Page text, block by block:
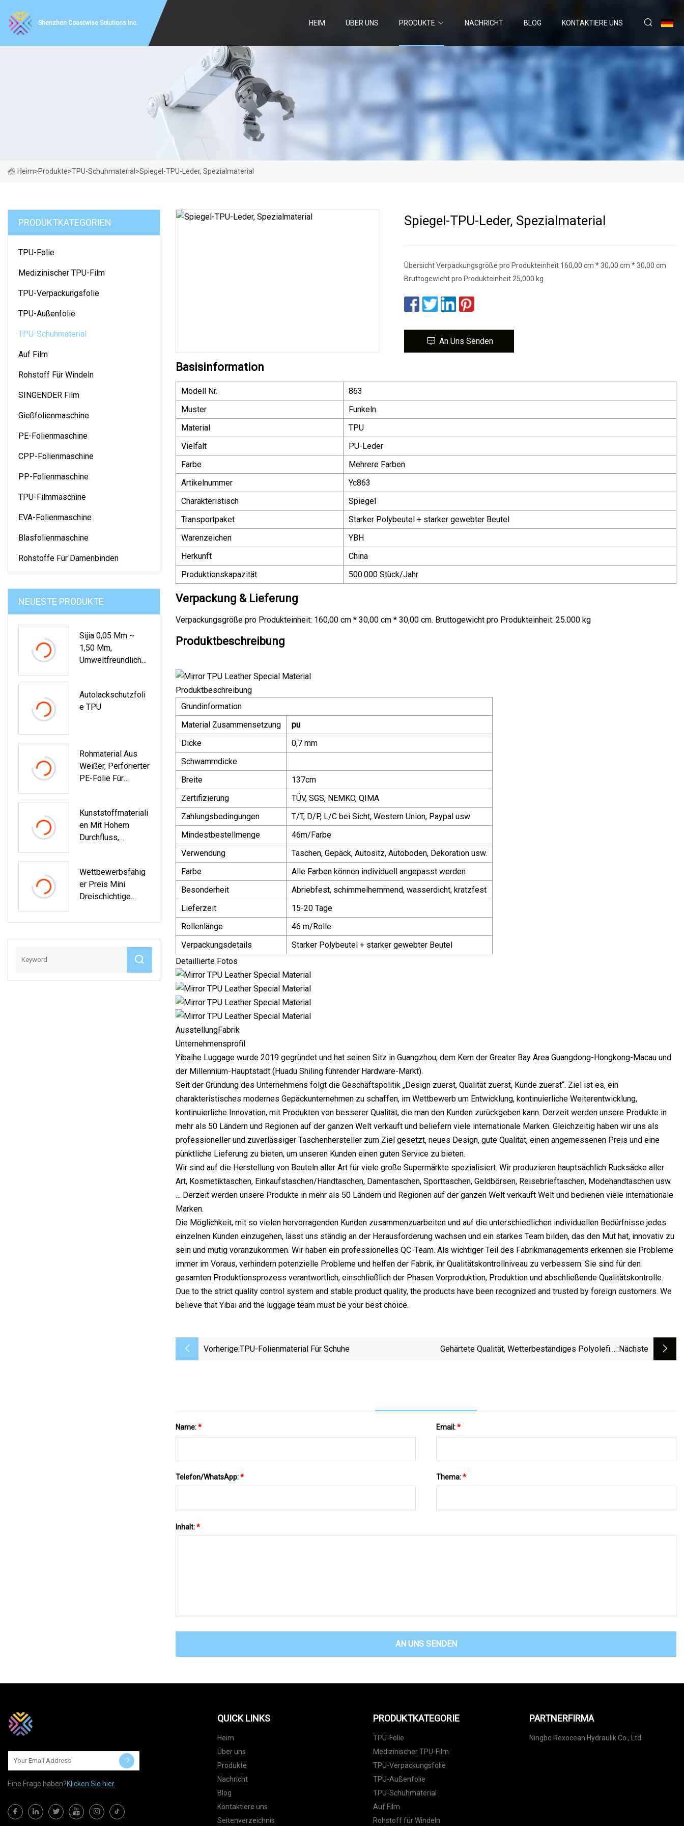
Shenzhen Coastwise Solutions Inc. HEIM ÜBER UNS PRODUKTE NACHRICHT BLOG KONTAKTIERE UNS
Heim>Produkte>TPU-Schuhmaterial >Spiegel-TPU-Leder, Spezialmaterial
PRODUKTKATEGORIEN
TPU-Folie
Medizinischer TPU-Film
TPU-Verpackungsfolie
TPU-Außenfolie
TPU-Schuhmaterial
Auf Film
Rohstoff Für Windeln
SINGENDER Film
Gießfolienmaschine
PE-Folienmaschine
CPP-Folienmaschine
PP-Folienmaschine
TPU-Filmmaschine
EVA-Folienmaschine
Blasfolienmaschine
Rohstoffe Für Damenbinden
NEUESTE PRODUKTE
Sijia 0,05 Mm ~
1,50 Mm,
Umweltfreundliche
Lebensmittelqualit
Ät Für Medizinische
Ölsperre
Autolackschutzfoli
E TPU
Rohmaterial Aus
Weißer, Perforierter
PE-Folie Für
Kunststoffmateriali
En Mit Hohem
Durchfluss,
Harz, Anwendbar
Auf
Thermoplastische
Mobiltelefongehäu
Wettbewerbsfähig
Er Preis Mini
Dreischichtige
Kunststoffmaschin
Blasfolienmaschine
Spiegel-TPU-Leder, Spezialmaterial
Übersicht Verpackungsgröße pro Produkteinheit 160,00 cm * 30,00 cm * 30,00 cm
Bruttogewicht pro Produkteinheit 25,000 kg
An Uns Senden
Basisinformation
Modell Nr.
863
Muster
Funkeln
Material
TPU
Vielfalt
PU-Leder
Farbe
Mehrere Farben
Artikelnummer
Yc863
Charakteristisch
Spiegel
Transportpaket
Starker Polybeutel + starker gewebter Beutel
Warenzeichen
YBH
Herkunft
China
Produktionskapazität
500.000 Stück/Jahr
Verpackung & Lieferung
Verpackungsgröße pro Produkteinheit: 160,00 cm * 30,00 cm * 30,00 cm. Bruttogewicht pro Produkteinheit: 25.000 kg
Produktbeschreibung
Produktbeschreibung
Grundinformation
Material Zusammensetzung
pu
Dicke
0,7 mm
Schwammdicke
Breite
137cm
Zertifizierung
TÜV, SGS, NEMKO, QIMA
Zahlungsbedingungen
T/T, D/P, L/C bei Sicht, Western Union, Paypal usw
Mindestbestellmenge
46m/Farbe
Verwendung
Taschen, Gepäck, Autositz, Autoboden, Dekoration usw.
Farbe
Alle Farben können individuell angepasst werden
Besonderheit
Abriebfest, schimmelhemmend, wasserdicht, kratzfest
Lieferzeit
15-20 Tage
Rollenlänge
46 m/Rolle
Verpackungsdetails
Starker Polybeutel + starker gewebter Beutel
Detaillierte Fotos
AusstellungFabrik
Unternehmensprofil
Yibaihe Luggage wurde 2019 gegründet und hat seinen Sitz in Guangzhou, dem Kern der Greater Bay Area Guangdong-Hongkong-Macau und
der Millennium-Hauptstadt (Huadu Shiling führender Hardware-Markt).
Seit der Gründung des Unternehmens folgt die Geschäftspolitik „Design zuerst, Qualität zuerst, Kunde zuerst“. Ziel ist es, ein
charakteristisches modernes Gepäckunternehmen zu schaffen, im Wettbewerb um Entwicklung, kontinuierliche Weiterentwicklung,
kontinuierliche Innovation, mit Produkten von besserer Qualität, die man den Kunden zurückgeben kann. Derzeit werden unsere Produkte in
mehr als 50 Ländern und Regionen auf der ganzen Welt verkauft und beliefern viele internationale Marken. Gleichzeitig haben wir uns als
professioneller und zuverlässiger Taschenhersteller zum Ziel gesetzt, neues Design, gute Qualität, einen angemessenen Preis und eine
pünktliche Lieferung zu bieten, um unseren Kunden einen guten Service zu bieten.
Wir sind auf die Herstellung von Beuteln aller Art für viele große Supermärkte spezialisiert. Wir produzieren hauptsächlich Rucksäcke aller
Art, Kosmetiktaschen, Einkaufstaschen/Handtaschen, Damentaschen, Sporttaschen, Geldbörsen, Reisebrieftaschen, Modehandtaschen usw.
… Derzeit werden unsere Produkte in mehr als 50 Ländern und Regionen auf der ganzen Welt verkauft Welt und bedienen viele internationale
Marken.
Die Möglichkeit, mit so vielen hervorragenden Kunden zusammenzuarbeiten und auf die unterschiedlichen individuellen Bedürfnisse jedes
einzelnen Kunden einzugehen, lässt uns ständig an der Herausforderung wachsen und ein starkes Team bilden, das den Mut hat, innovativ zu
sein und mutig voranzukommen. Wir haben ein professionelles QC-Team. Als wichtiger Teil des Fabrikmanagements erkennen sie Probleme
immer im Voraus, verhindern potenzielle Probleme und helfen der Fabrik, ihr Qualitätskontrollniveau zu verbessern. Sie sind für den
gesamten Produktionsprozess verantwortlich, einschließlich der Phasen Vorproduktion, Produktion und abschließende Qualitätskontrolle.
Due to the strict quality control system and stable product quality, the products have been recognized and trusted by foreign customers. We
believe that Yibai and the luggage team must be your best choice.
Vorherige:TPU-Folienmaterial Für Schuhe
Gehärtete Qualität, Wetterbeständiges Polyolefin- :nächste
Name:* Email:*
Telefon/WhatsApp:* Thema:*
Inhalt:*
AN UNS SENDEN
Eine Frage haben?Klicken Sie hier
QUICK LINKS
Heim
Über uns
Produkte
Nachricht
Blog
Kontaktiere uns
Seitenverzeichnis
PRODUKTKATEGORIE
TPU-Folie
Medizinischer TPU-Film
TPU-Verpackungsfolie
TPU-Außenfolie
TPU-Schuhmaterial
Auf Film
Rohstoff für Windeln
PARTNERFIRMA
Ningbo Rexocean Hydraulik Co., Ltd